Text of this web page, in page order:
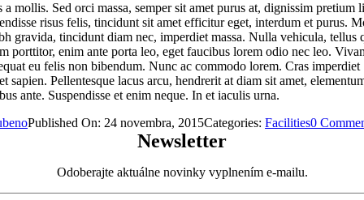
a mollis. Sed orci massa, semper sit amet purus at, dignissim pretium
risus felis, tincidunt sit amet efficitur eget, interdum et purus.
gravida, tincidunt diam nec, imperdiet massa. Nulla vehicula, tellus
porttitor, enim ante porta leo, eget faucibus lorem odio nec leo.
eu felis non bibendum. Nunc ac commodo lorem. Cras imperdiet
sapien. Pellentesque lacus arcu, hendrerit at diam sit amet,
ante. Suspendisse et enim neque. In et iaculis urna.
Published On: 24 novembra, 2015Categories: Facilities0
Newsletter
Odoberajte aktuálne novinky vyplnením e-mailu.